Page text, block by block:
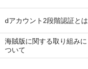
dアカウント2段階認証とは
海賊版に関する取り組みに
ついて